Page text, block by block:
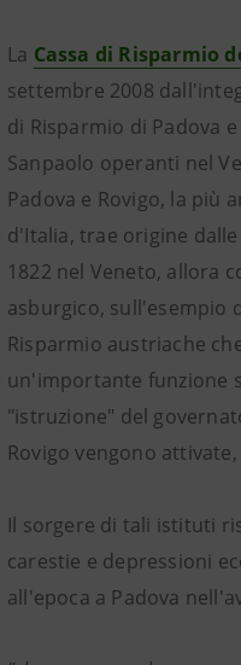
La Cassa di Risparmio
settembre 2008
di Risparmio di Padova
Sanpaolo operanti nel
Padova e Rovigo, la più
d'Italia, trae origine
1822 nel Veneto, allora
asburgico, sull'esempio
Risparmio austriache
un'importante funzione
"istruzione" del
Rovigo vengono
Il sorgere di tali istituti
carestie e depressioni
all'epoca a Padova